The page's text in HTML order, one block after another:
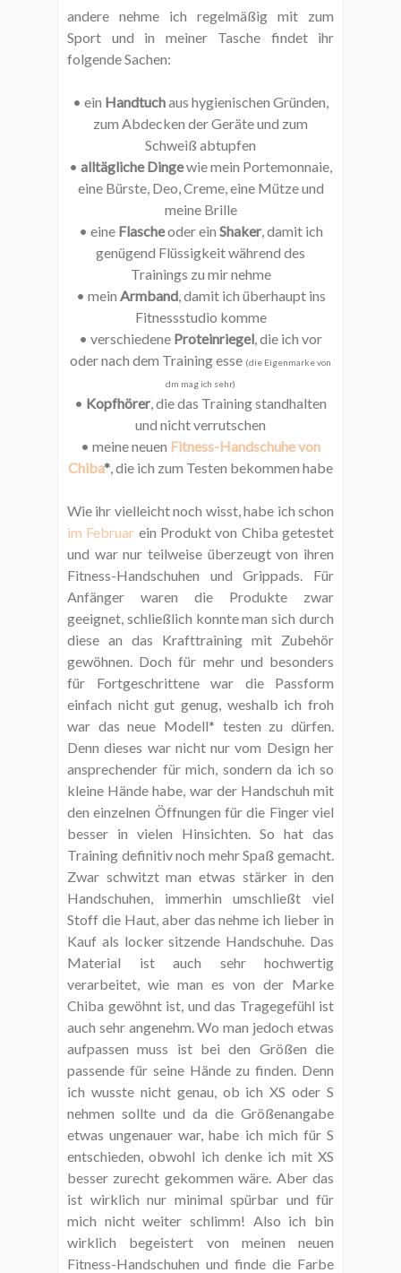
andere nehme ich regelmäßig mit zum
Sport und in meiner Tasche findet ihr
folgende Sachen:
• ein Handtuchaus hygienischen Gründen,
zum Abdecken der Geräte und zum
Schweiß abtupfen
• alltägliche Dingewie mein Portemonnaie,
eine Bürste, Deo, Creme, eine Mütze und
meine Brille
• eine Flascheoder ein Shaker, damit ich
genügend Flüssigkeit während des
Trainings zu mir nehme
• mein Armband, damit ich überhaupt ins
Fitnessstudio komme
• verschiedene Proteinriegel, die ich vor
oder nach dem Training esse (die Eigenmarke von
dm mag ich sehr)
• Kopfhörer, die das Training standhalten
und nicht verrutschen
• meine neuen Fitness-Handschuhe von
Chiba*, die ich zum Testen bekommen habe
Wie ihr vielleicht noch wisst, habe ich schon
im Februar ein Produkt von Chiba getestet
und war nur teilweise überzeugt von ihren
Fitness-Handschuhen und Grippads. Für
Anfänger waren die Produkte zwar
geeignet, schließlich konnte man sich durch
diese an das Krafttraining mit Zubehör
gewöhnen. Doch für mehr und besonders
für Fortgeschrittene war die Passform
einfach nicht gut genug, weshalb ich froh
war das neue Modell* testen zu dürfen.
Denn dieses war nicht nur vom Design her
ansprechender für mich, sondern da ich so
kleine Hände habe, war der Handschuh mit
den einzelnen Öffnungen für die Finger viel
besser in vielen Hinsichten. So hat das
Training definitiv noch mehr Spaß gemacht.
Zwar schwitzt man etwas stärker in den
Handschuhen, immerhin umschließt viel
Stoff die Haut, aber das nehme ich lieber in
Kauf als locker sitzende Handschuhe. Das
Material ist auch sehr hochwertig
verarbeitet, wie man es von der Marke
Chiba gewöhnt ist, und das Tragegefühl ist
auch sehr angenehm. Wo man jedoch etwas
aufpassen muss ist bei den Größen die
passende für seine Hände zu finden. Denn
ich wusste nicht genau, ob ich XS oder S
nehmen sollte und da die Größenangabe
etwas ungenauer war, habe ich mich für S
entschieden, obwohl ich denke ich mit XS
besser zurecht gekommen wäre. Aber das
ist wirklich nur minimal spürbar und für
mich nicht weiter schlimm! Also ich bin
wirklich begeistert von meinen neuen
Fitness-Handschuhen und finde die Farbe